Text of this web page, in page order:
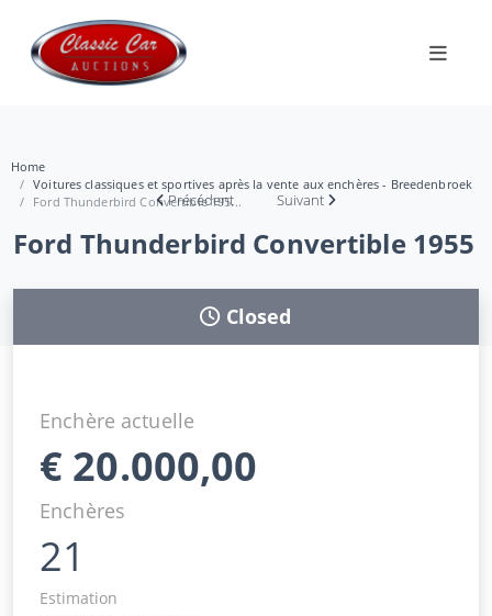
Home
Voitures classiques et sportives après la vente aux enchères - Breedenbroek
Ford Thunderbird Convertible 195...
Précédent Suivant
Ford Thunderbird Convertible 1955
Closed
Enchère actuelle
€ 20.000,00
Enchères
21
Estimation